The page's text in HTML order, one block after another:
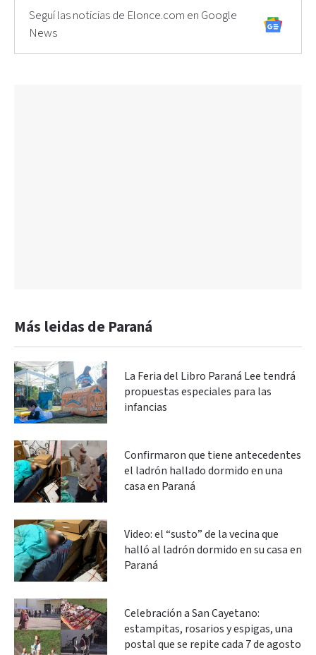
Seguí las noticias de Elonce.com en Google
News
Más leidas de Paraná
La Feria del Libro Paraná Lee tendrá
propuestas especiales para las
infancias
Confirmaron que tiene antecedentes
el ladrón hallado dormido en una
casa en Paraná
Video: el “susto” de la vecina que
halló al ladrón dormido en su casa en
Paraná
Celebración a San Cayetano:
estampitas, rosarios y espigas, una
postal que se repite cada 7 de agosto